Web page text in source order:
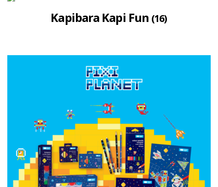
Kapibara Kapi Fun (16)